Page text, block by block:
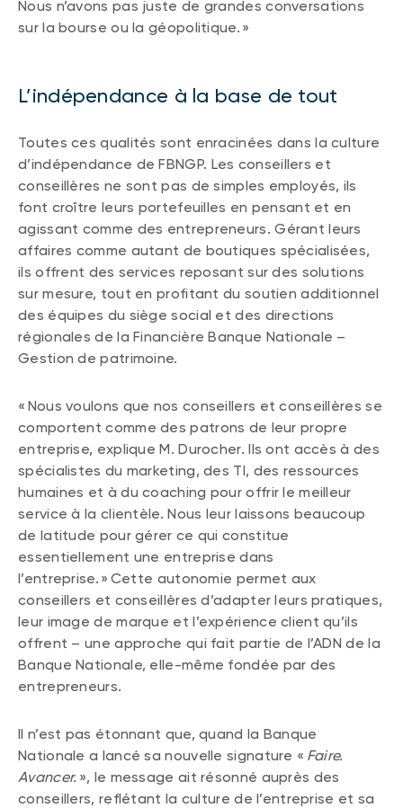
Nous n’avons pas juste de grandes conversations
sur la bourse ou la géopolitique. »
L’indépendance à la base de tout
Toutes ces qualités sont enracinées dans la culture
d’indépendance de FBNGP. Les conseillers et
conseillères ne sont pas de simples employés, ils
font croître leurs portefeuilles en pensant et en
agissant comme des entrepreneurs. Gérant leurs
affaires comme autant de boutiques spécialisées,
ils offrent des services reposant sur des solutions
sur mesure, tout en profitant du soutien additionnel
des équipes du siège social et des directions
régionales de la Financière Banque Nationale –
Gestion de patrimoine.
« Nous voulons que nos conseillers et conseillères se
comportent comme des patrons de leur propre
entreprise, explique M. Durocher. Ils ont accès à des
spécialistes du marketing, des TI, des ressources
humaines et à du coaching pour offrir le meilleur
service à la clientèle. Nous leur laissons beaucoup
de latitude pour gérer ce qui constitue
essentiellement une entreprise dans
l’entreprise. » Cette autonomie permet aux
conseillers et conseillères d’adapter leurs pratiques,
leur image de marque et l’expérience client qu’ils
offrent – une approche qui fait partie de l’ADN de la
Banque Nationale, elle-même fondée par des
entrepreneurs.
Il n’est pas étonnant que, quand la Banque
Nationale a lancé sa nouvelle signature « Faire.
Avancer. », le message ait résonné auprès des
conseillers, reflétant la culture de l’entreprise et sa